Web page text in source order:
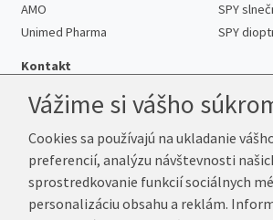
AMO
Unimed Pharma
SPY
SPY
Kontakt
Telefón:+421 222 205 863
E-mail:info@kup-sosovky.sk
Reklamačná adresa
Vážime si vášho
Cookies sa používajú na ukladanie
preferencií, analýzu návštevnosti
sprostredkovanie funkcií sociálnych
personalizáciu obsahu a reklám.